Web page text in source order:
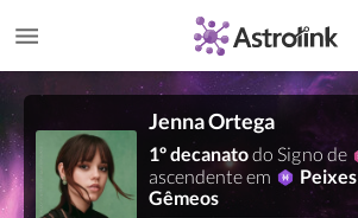
Jenna Ortega
1º decanatodo Signo de
ascendente em
Peixes
Gêmeos